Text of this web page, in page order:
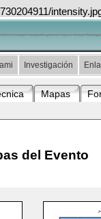
Investigación
Mapas
del Evento